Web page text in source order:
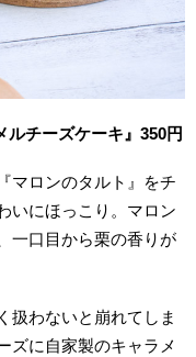
ルチーズケーキ』350円
マロンのタルト』をチ
いにほっこり。マロン
一口目から栗の香りが
扱わないと崩れてしま
ズに自家製のキャラメ